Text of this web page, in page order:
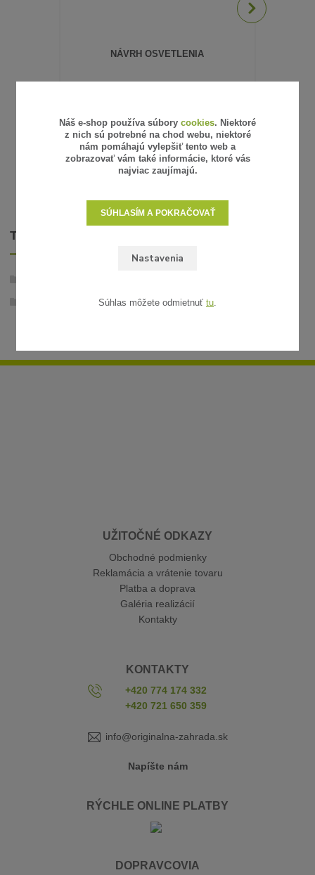
NÁVRH OSVETLENIA
PRIDAŤ DO KOŠÍKA
TOVAR ZARADENÝ V KATEGÓRIÁCH
Náhradné svetelné zdroje 12V
UŽITOČNÉ ODKAZY
Obchodné podmienky
Reklamácia a vrátenie tovaru
Platba a doprava
Galéria realizácií
Kontakty
KONTAKTY
+420 774 174 332
+420 721 650 359
info@originalna-zahrada.sk
Napíšte nám
RÝCHLE ONLINE PLATBY
DOPRAVCOVIA
Náš e-shop používa súbory cookies. Niektoré
z nich sú potrebné na chod webu, niektoré
nám pomáhajú vylepšiť tento web a
zobrazovať vám také informácie, ktoré vás
najviac zaujímajú.
Nastavenia
SÚHLASÍM A POKRAČOVAŤ
Súhlas môžete odmietnuť tu.